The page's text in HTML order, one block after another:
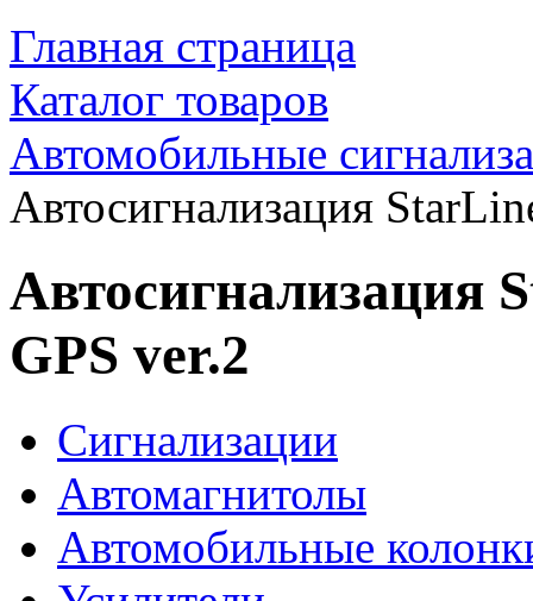
Главная страница
Каталог товаров
Автомобильные
Автосигнализация
Автосигнализация
GPS ver.2
Сигнализации
Автомагнитолы
Автомобильные